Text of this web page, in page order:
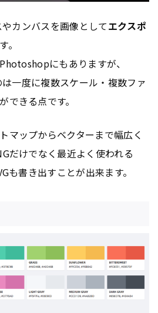
カンバスを画像としてエクスポ
。
にもありますが、
一度に複数スケール・複数ファ
できる点です。
マップからベクターまで幅広く
だけでなく最近よく使われる
も書き出すことが出来ます。